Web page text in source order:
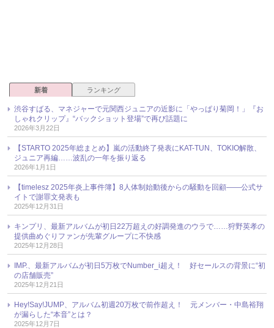
新着 ランキング
渋谷すばる、マネジャーで元関西ジュニアの近影に「やっぱり菊岡！」『お
しゃれクリップ』“バックショット登場”で再び話題に
2026年3月22日
【STARTO 2025年総まとめ】嵐の活動終了発表にKAT-TUN、TOKIO解散、
ジュニア再編……波乱の一年を振り返る
2026年1月1日
【timelesz 2025年炎上事件簿】8人体制始動後からの騒動を回顧――公式サ
イトで謝罪文発表も
2025年12月31日
キンプリ、最新アルバムが初日22万超えの好調発進のウラで……狩野英孝の
提供曲めぐりファンが先輩グループに不快感
2025年12月28日
IMP.、最新アルバムが初日5万枚でNumber_i超え！ 好セールスの背景に“初
の店舗販売”
2025年12月21日
Hey!Say!JUMP、アルバム初週20万枚で前作超え！ 元メンバー・中島裕翔
が漏らした“本音”とは？
2025年12月7日